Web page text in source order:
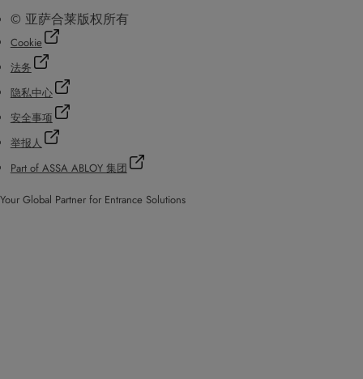
© 亚萨合莱版权所有
Cookie
法务
隐私中心
安全事项
举报人
Part of ASSA ABLOY 集团
Your Global Partner for Entrance Solutions